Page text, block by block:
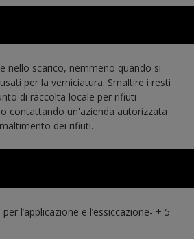
nello scarico, nemmeno quando si
per la verniciatura. Smaltire i resti
di raccolta locale per rifiuti
contattando un'azienda autorizzata
dei rifiuti.
l’applicazione e l’essiccazione- + 5